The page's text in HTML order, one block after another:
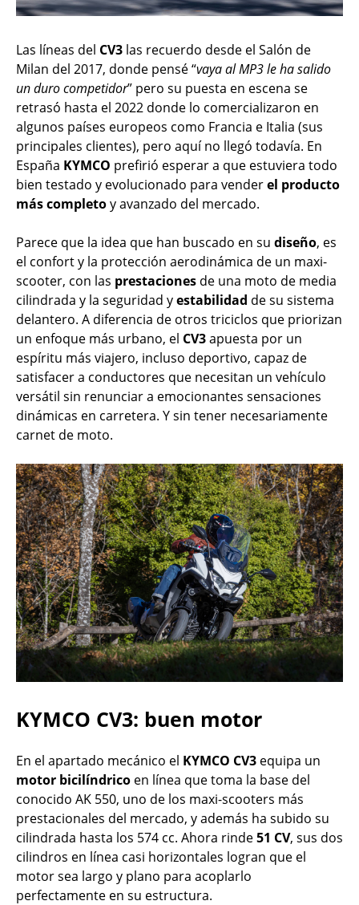
Las líneas del CV3 las recuerdo desde el Salón de
Milan del 2017, donde pensé “vaya al MP3 le ha salido
un duro competidor” pero su puesta en escena se
retrasó hasta el 2022 donde lo comercializaron en
algunos países europeos como Francia e Italia (sus
principales clientes), pero aquí no llegó todavía. En
España KYMCO prefirió esperar a que estuviera todo
bien testado y evolucionado para venderel producto
más completoy avanzado del mercado.
Parece que la idea que han buscado en su diseño, es
el confort y la protección aerodinámica de un maxi-
scooter, con las prestaciones de una moto de media
cilindrada y la seguridad yestabilidad de su sistema
delantero. A diferencia de otros triciclos que priorizan
un enfoque más urbano, el CV3apuesta por un
espíritu más viajero, incluso deportivo, capaz de
satisfacer a conductores que necesitan un vehículo
versátil sin renunciar a emocionantes sensaciones
dinámicas en carretera. Y sin tener necesariamente
carnet de moto.
KYMCO CV3: buen motor
En el apartado mecánico el KYMCO CV3 equipa un
motor bicilíndrico en línea que toma la base del
conocido AK 550, uno de los maxi-scooters más
prestacionales del mercado, y además ha subido su
cilindrada hasta los 574 cc. Ahora rinde51 CV, sus dos
cilindros en línea casi horizontales logran que el
motor sea largo y plano para acoplarlo
perfectamente en su estructura.